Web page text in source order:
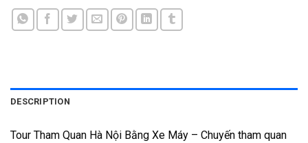
DESCRIPTION
Tour Tham Quan Hà Nội Bằng Xe Máy – Chuyến tham quan